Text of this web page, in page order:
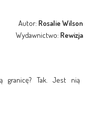
Autor: Rosalie Wilson
Wydawnictwo: Rewizja
granicę? Tak. Jest nią